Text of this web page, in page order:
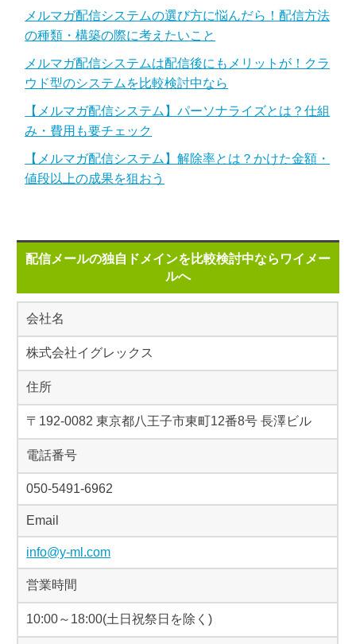
メルマガ配信システムの選び方に悩んだら！配信方法
の種類・構築の際に考えたいこと
メルマガ配信システムは配信後にもメリットが！クラ
ウド型のシステムを比較検討中なら
【メルマガ配信システム】パーソナライズとは？仕組
み・費用も要チェック
【メルマガ配信システム】解除率とは？かけた金額・
値段以上の成果を狙おう
配信メールの独自ドメインを比較検討中ならワイメー
ルへ
会社名
株式会社イグレックス
住所
〒192-0082 東京都八王子市東町12番8号 長澤ビル
電話番号
050-5491-6962
Email
info@y-ml.com
営業時間
10:00～18:00(土日祝祭日を除く)